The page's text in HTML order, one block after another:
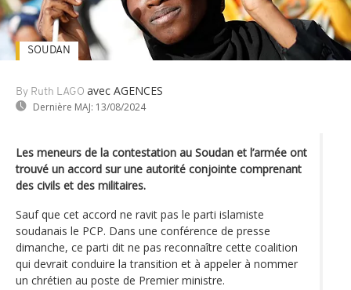
By Ruth LAGO avec AGENCES
Dernière MAJ: 13/08/2024
SOUDAN
Les meneurs de la contestation au Soudan et l’armée ont
trouvé un accord sur une autorité conjointe comprenant
des civils et des militaires.
Sauf que cet accord ne ravit pas le parti islamiste
soudanais le PCP. Dans une conférence de presse
dimanche, ce parti dit ne pas reconnaître cette coalition
qui devrait conduire la transition et à appeler à nommer
un chrétien au poste de Premier ministre.